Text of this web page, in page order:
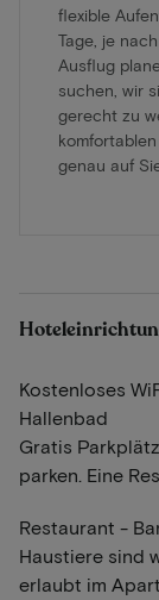
flexible
Tage, je
Ausflug
suchen, wir
gerecht zu
genau auf
Kostenloses
Hallenbad
Gratis
parken. Eine
Restaurant -
Haustiere sind
erlaubt im